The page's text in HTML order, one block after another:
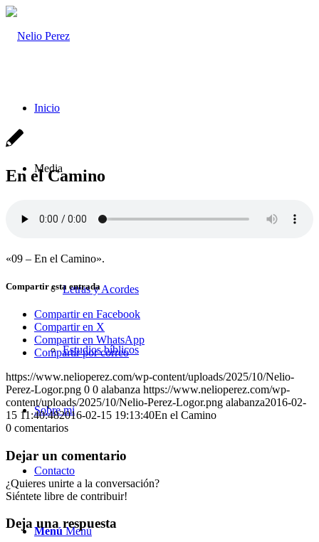
Inicio
Media
Letras y Acordes
Estudios bíblicos
Sobre mi
Contacto
Menú Menú
En el Camino
«09 – En el Camino».
Compartir esta entrada
Compartir en Facebook
Compartir en X
Compartir en WhatsApp
Compartir por correo
https://www.nelioperez.com/wp-content/uploads/2025/10/Nelio-
Perez-Logor.png 0 0 alabanza https://www.nelioperez.com/wp-
content/uploads/2025/10/Nelio-Perez-Logor.png alabanza2016-02-
15 11:40:482016-02-15 19:13:40En el Camino
0 comentarios
Dejar un comentario
¿Quieres unirte a la conversación?
Siéntete libre de contribuir!
Deja una respuesta